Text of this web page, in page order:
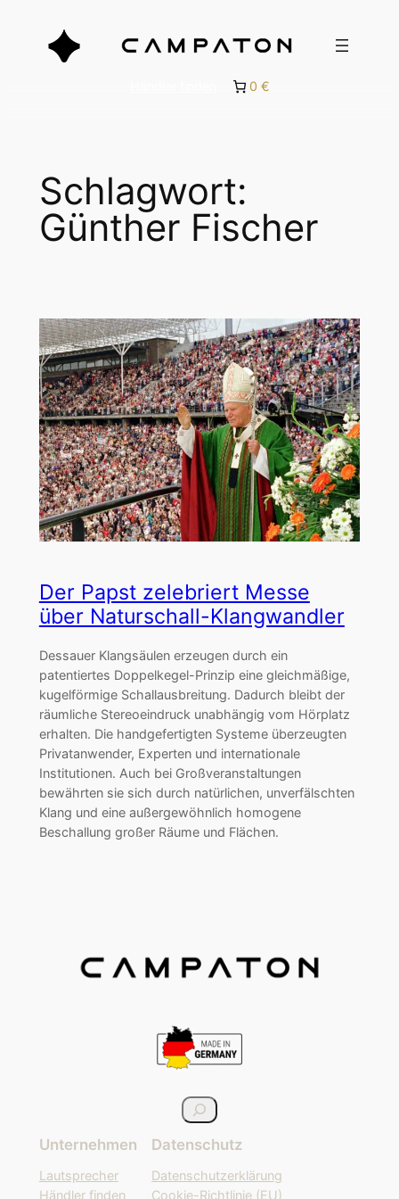
springen
0 €
Schlagwort:
Günther Fischer
Der Papst zelebriert Messe
über Naturschall-Klangwandler
Dessauer Klangsäulen erzeugen durch ein
patentiertes Doppelkegel-Prinzip eine gleichmäßige,
kugelförmige Schallausbreitung. Dadurch bleibt der
räumliche Stereoeindruck unabhängig vom Hörplatz
erhalten. Die handgefertigten Systeme überzeugten
Privatanwender, Experten und internationale
Institutionen. Auch bei Großveranstaltungen
bewährten sie sich durch natürlichen, unverfälschten
Klang und eine außergewöhnlich homogene
Beschallung großer Räume und Flächen.
S
u
c
e
Unternehmen
Lautsprecher
Händler finden
Datenschutz
Datenschutzerklärung
Cookie-Richtlinie (EU)